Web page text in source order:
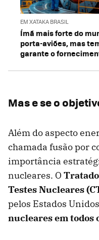
EM XATAKA BRASIL
Ímã mais forte do
porta-aviões, mas
garante o
Mas e se o
Além do aspecto
chamada fusão por
importância
nucleares. O
Testes Nucleares
pelos Estados
nucleares em todos